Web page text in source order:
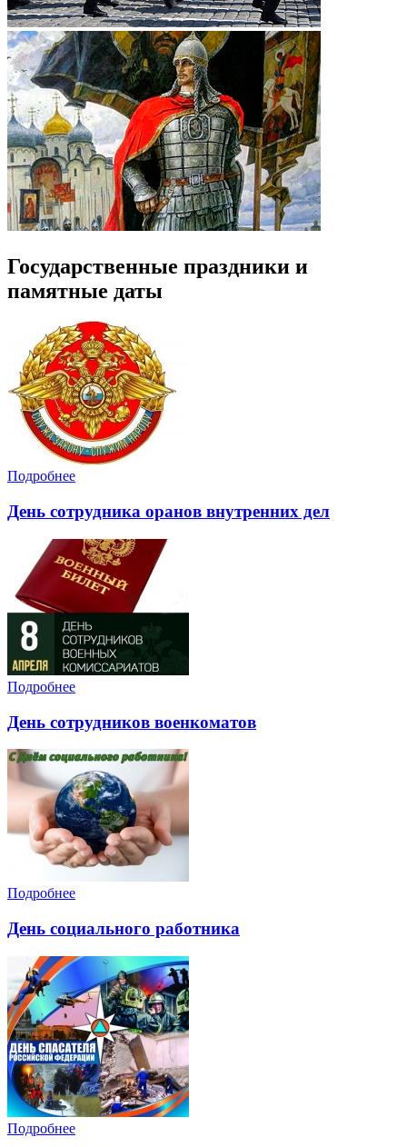
Государственные праздники и
памятные даты
Подробнее
День сотрудника оранов внутренних дел
Подробнее
День сотрудников военкоматов
Подробнее
День социального работника
Подробнее